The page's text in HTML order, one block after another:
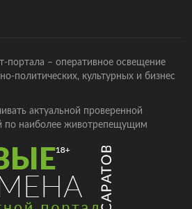
портала – оперативное освещение
политических, культурных и бизнес
актуальной проверенной
по наиболее животрепещущим